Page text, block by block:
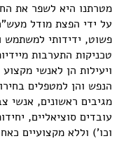
מטרתנו היא לשפר את
על ידי הפצת מודל
פשוט, ידידותי למשתמש
טכניקות התערבות
ויעילות הן לאנשי
הנפש והן למטפלים
מגיבים ראשונים, אנשי
עובדים סוציאליים,
וכו') וללא מקצועיים